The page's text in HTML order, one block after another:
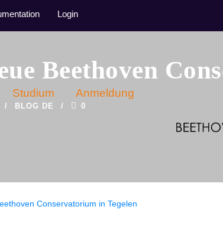
Login
Studium Anmeldung
Beethoven
BLOG DE 0
Conservatorium in Tegelen